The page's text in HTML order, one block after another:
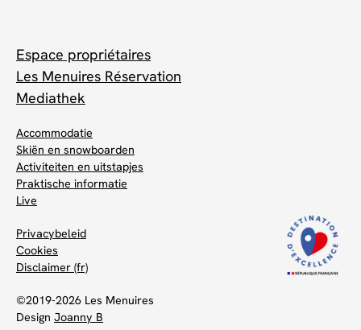
Espace propriétaires
Les Menuires Réservation
Mediathek
Accommodatie
Skiën en snowboarden
Activiteiten en uitstapjes
Praktische informatie
Live
Privacybeleid
Cookies
Disclaimer (fr)
©2019-2026 Les Menuires
Design Joanny B